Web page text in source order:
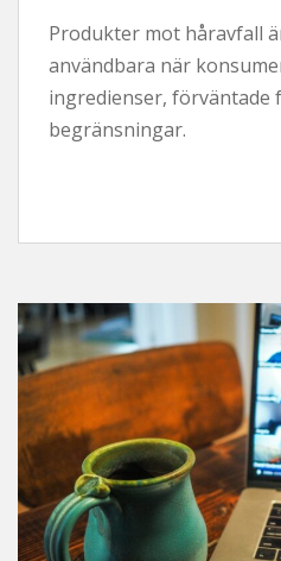
Produkter mot håravfall
användbara när
ingredienser, förväntade
begränsningar.